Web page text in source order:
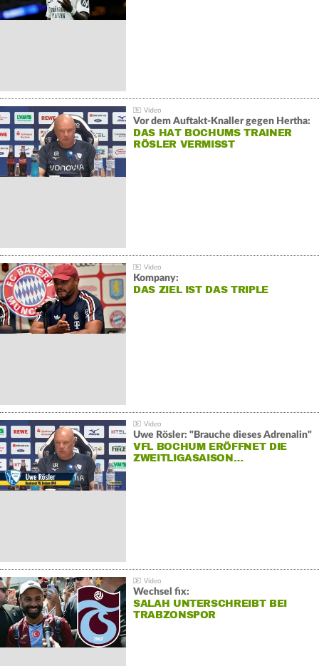
Vor dem Auftakt-Knaller gegen Hertha:
DAS HAT BOCHUMS TRAINER
RÖSLER VERMISST
Kompany:
DAS ZIEL IST DAS TRIPLE
Uwe Rösler: "Brauche dieses Adrenalin"
VFL BOCHUM ERÖFFNET DIE
ZWEITLIGASAISON…
Wechsel fix:
SALAH UNTERSCHREIBT BEI
TRABZONSPOR